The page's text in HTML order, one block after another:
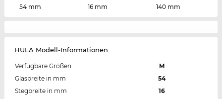
54 mm
16 mm
140 mm
HULA Modell-Informationen
Verfügbare Größen
M
Glasbreite in mm
54
Stegbreite in mm
16